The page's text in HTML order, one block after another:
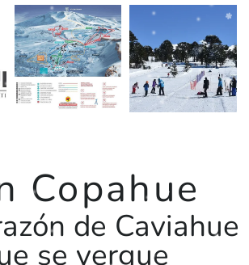
Copahue
de Caviahue
se yergue